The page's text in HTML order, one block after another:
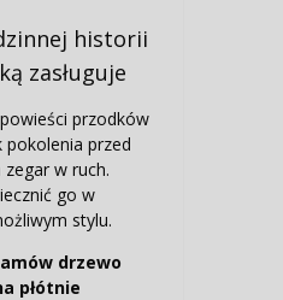
historii
zasługuje
przodków
pokolenia przed
w ruch.
go w
stylu.
drzewo
płótnie